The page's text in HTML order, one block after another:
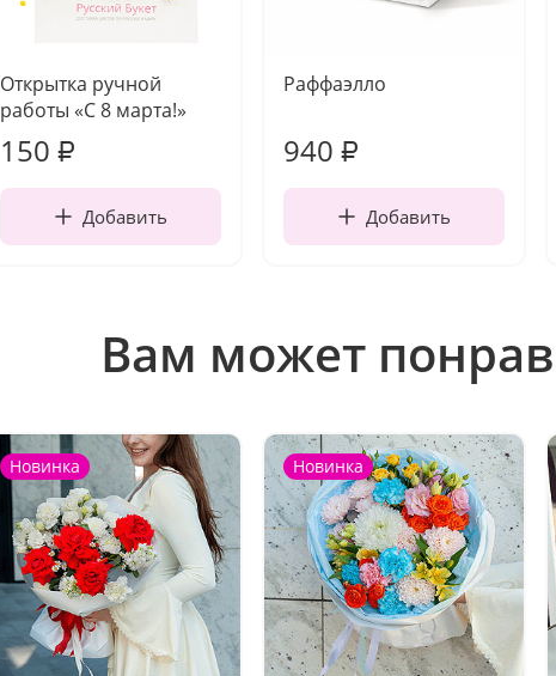
Открытка ручной
работы «С 8 марта!»
150 ₽
Добавить
Раффаэлло
940 ₽
Добавить
Вам может
Новинка Новинка